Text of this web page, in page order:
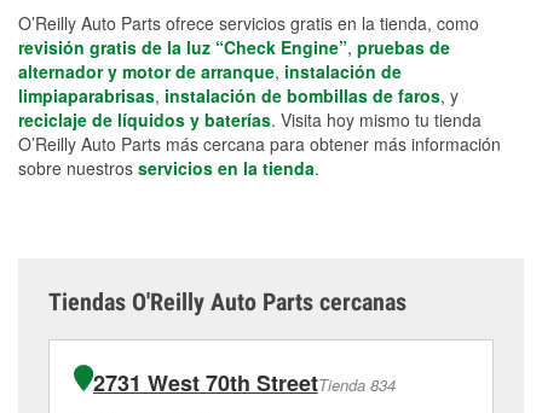
O’Reilly Auto Parts ofrece servicios gratis en la tienda, como
revisión gratis de la luz “Check Engine”, pruebas de
alternador y motor de arranque, instalación de
limpiaparabrisas, instalación de bombillas de faros, y
reciclaje de líquidos y baterías. Visita hoy mismo tu tienda
O’Reilly Auto Parts más cercana para obtener más información
sobre nuestros servicios en la tienda.
Tiendas O'Reilly Auto Parts cercanas
2731 West 70th StreetTienda 834